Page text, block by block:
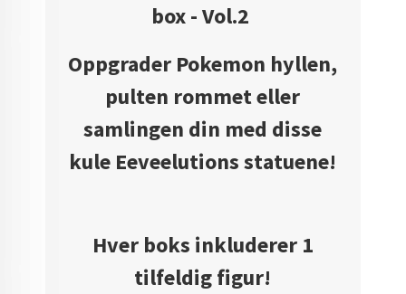
box - Vol.2
Oppgrader Pokemon hyllen,
pulten rommet eller
samlingen din med disse
kule Eeveelutions statuene!
Hver boks inkluderer 1
tilfeldig figur!